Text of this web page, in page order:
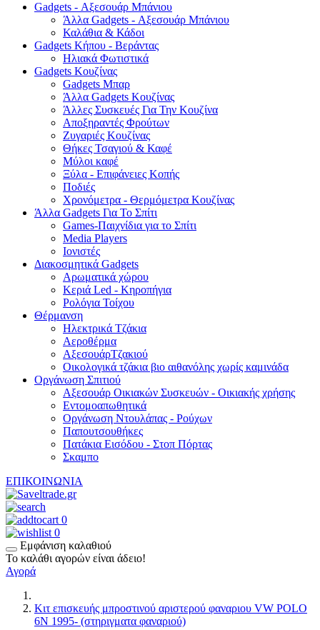
Gadgets - Αξεσουάρ Μπάνιου
Άλλα Gadgets - Αξεσουάρ Μπάνιου
Καλάθια & Κάδοι
Gadgets Κήπου - Βεράντας
Ηλιακά Φωτιστικά
Gadgets Κουζίνας
Gadgets Μπαρ
Άλλα Gadgets Κουζίνας
Άλλες Συσκευές Για Την Κουζίνα
Αποξηραντές Φρούτων
Ζυγαριές Κουζίνας
Θήκες Τσαγιού & Καφέ
Μύλοι καφέ
Ξύλα - Επιφάνειες Κοπής
Ποδιές
Χρονόμετρα - Θερμόμετρα Κουζίνας
Άλλα Gadgets Για Το Σπίτι
Games-Παιχνίδια για το Σπίτι
Media Players
Ιονιστές
Διακοσμητικά Gadgets
Aρωματικά χώρου
Κεριά Led - Κηροπήγια
Ρολόγια Τοίχου
Θέρμανση
Hλεκτρικά Τζάκια
Αεροθέρμα
ΑξεσουάρΤζακιού
Οικολογικά τζάκια βιο αιθανόλης χωρίς καμινάδα
Οργάνωση Σπιτιού
Αξεσουάρ Οικιακών Συσκευών - Οικιακής χρήσης
Εντομοαπωθητικά
Οργάνωση Ντουλάπας - Ρούχων
Παπουτσουθήκες
Πατάκια Εισόδου - Στοπ Πόρτας
Σκαμπο
ΕΠΙΚΟΙΝΩΝΙΑ
0
0
Εμφάνιση καλαθιού
Το καλάθι αγορών είναι άδειο!
Αγορά
Κιτ επισκευής μπροστινού αριστερού φαναριου VW POLO
6N 1995- (στηριγματα φαναριού)